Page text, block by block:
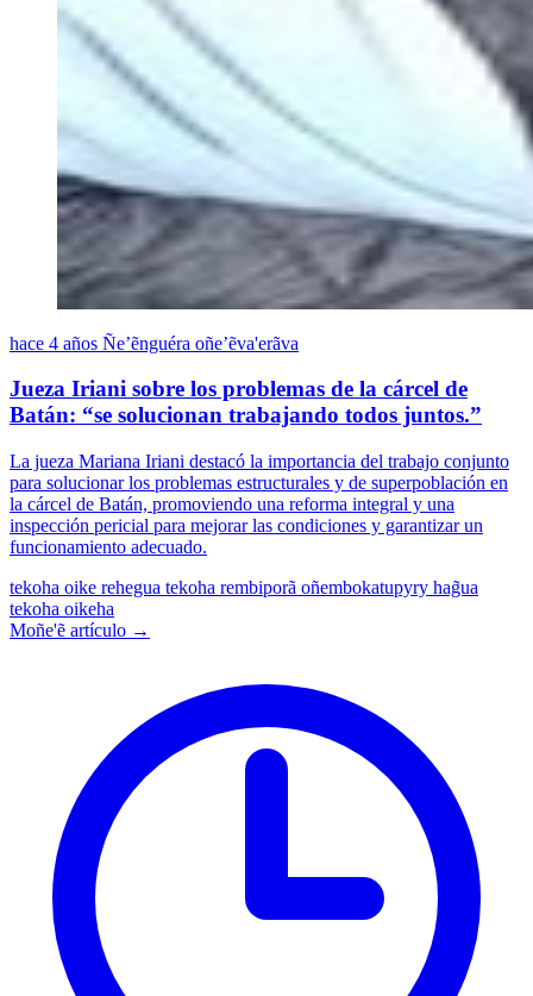
hace 4 años Ñe’ẽnguéra oñe’ẽva'erãva
Jueza Iriani sobre los problemas de la cárcel de
Batán: “se solucionan trabajando todos juntos.”
La jueza Mariana Iriani destacó la importancia del trabajo conjunto
para solucionar los problemas estructurales y de superpoblación en
la cárcel de Batán, promoviendo una reforma integral y una
inspección pericial para mejorar las condiciones y garantizar un
funcionamiento adecuado.
tekoha oike rehegua tekoha rembiporã oñembokatupyry hag̃ua
tekoha oikeha
Moñe'ẽ artículo →